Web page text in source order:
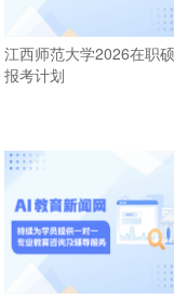
江西师范大学2026在职
报考计划